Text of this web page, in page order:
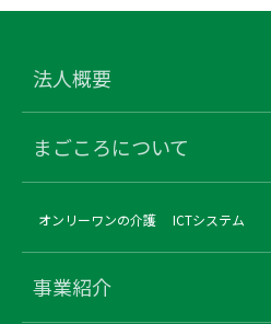
法人概要
まごころについて
オンリーワンの介護 ICTシステム
事業紹介